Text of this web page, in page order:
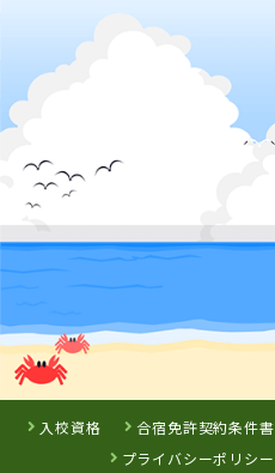
入校資格 合宿免許契約条件書
プライバシーポリシー